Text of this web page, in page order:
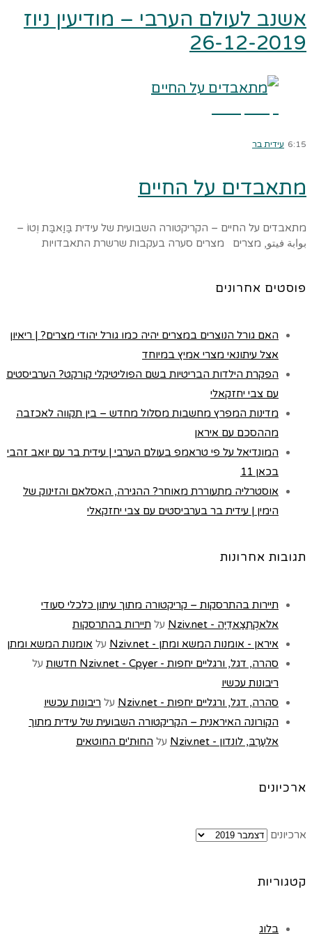
אשנב לעולם הערבי – מודיעין ניוז
26-12-2019
6:15 עידית בר
מתאבדים על החיים
מתאבדים על החיים – הקריקטורה השבועית של עידית בַּוַאבַּת וֶטוֹ –
بوابة فيتو, מצרים מצרים סערה בעקבות שרשרת התאבדויות
פוסטים אחרונים
האם גורל הנוצרים במצרים יהיה כמו גורל יהודי מצרים? | ריאיון
אצל עיתונאי מצרי אמיץ במיוחד
הפקרת הילדות הבריטיות בשם הפוליטיקלי קורקט? הערביסטים
עם צבי יחזקאלי
מדינות המפרץ מחשבות מסלול מחדש – בין תקווה לאכזבה
מההסכם עם איראן
המונדיאל על פי טראמפ בעולם הערבי | עידית בר עם יואב זהבי
בכאן 11
אוסטרליה מתעוררת מאוחר? ההגירה, האסלאם והזינוק של
הימין | עידית בר בערביסטים עם צבי יחזקאלי
תגובות אחרונות
תיירות בהתרסקות – קריקטורה מתוך עיתון כלכלי סעודי
אלאקְתִצַאדִיַה - Nziv.net
על תיירות בהתרסקות
איראן - אומנות המשא ומתן - Nziv.net
על אומנות המשא ומתן
סהרה, דגל, ורגליים יחפות - Nziv.net - Cpyer חדשות
על
ריבונות עכשיו
סהרה, דגל, ורגליים יחפות - Nziv.net
על ריבונות עכשיו
הקורונה האיראנית – הקריקטורה השבועית של עידית מתוך
אלעַרַבּ, לונדון - Nziv.net
על החוּת'ים החוטאים
ארכיונים
ארכיונים
קטגוריות
בלוג